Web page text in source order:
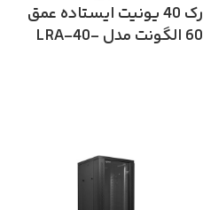
رک 40 یونیت ایستاده عمق
60 الگونت مدل LRA-40-